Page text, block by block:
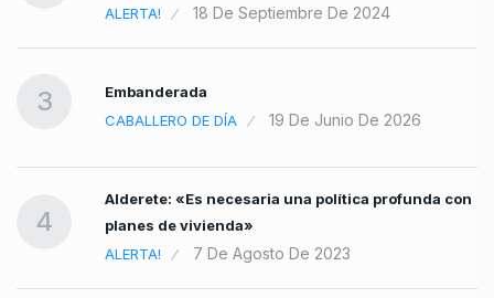
ALERTA!
18 De Septiembre De 2024
3
Embanderada
CABALLERO DE DÍA
19 De Junio De 2026
4
Alderete: «Es necesaria una política profunda con
planes de vivienda»
ALERTA!
7 De Agosto De 2023